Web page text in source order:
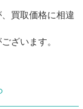
買取価格に相違
ざいます。